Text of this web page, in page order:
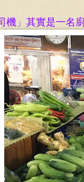
機」其實是一名